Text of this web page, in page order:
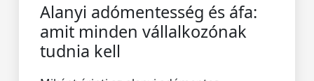
Alanyi adómentesség és áfa:
amit minden vállalkozónak
tudnia kell